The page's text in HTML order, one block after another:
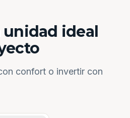
unidad ideal
confort o invertir con